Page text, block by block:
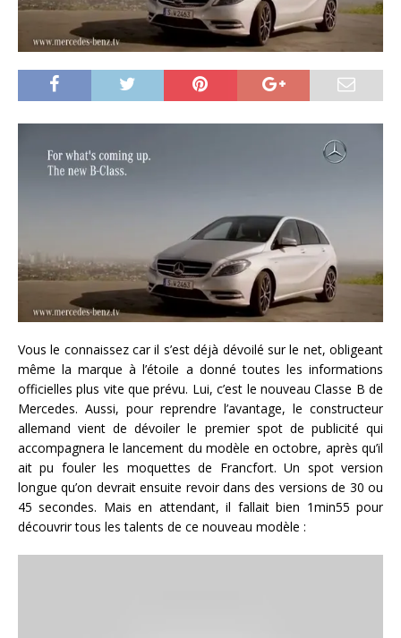
Vous le connaissez car il s’est déjà dévoilé sur le net, obligeant
même la marque à l’étoile a donné toutes les informations
officielles plus vite que prévu. Lui, c’est le nouveau Classe B de
Mercedes. Aussi, pour reprendre l’avantage, le constructeur
allemand vient de dévoiler le premier spot de publicité qui
accompagnera le lancement du modèle en octobre, après qu’il
ait pu fouler les moquettes de Francfort. Un spot version
longue qu’on devrait ensuite revoir dans des versions de 30 ou
45 secondes. Mais en attendant, il fallait bien 1min55 pour
découvrir tous les talents de ce nouveau modèle :